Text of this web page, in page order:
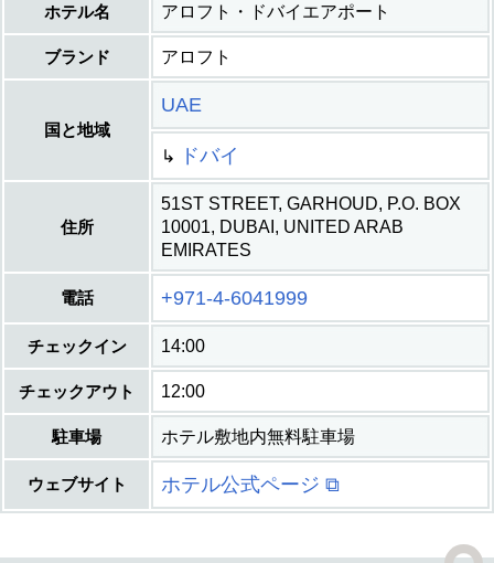
ホテル名 アロフト・ドバイエアポート
ブランド アロフト
国と地域
UAE
↳ ドバイ
住所
51ST STREET, GARHOUD, P.O. BOX
10001, DUBAI, UNITED ARAB
EMIRATES
電話 +971-4-6041999
チェックイン 14:00
チェックアウト 12:00
駐車場 ホテル敷地内無料駐車場
ウェブサイト ホテル公式ページ ⧉